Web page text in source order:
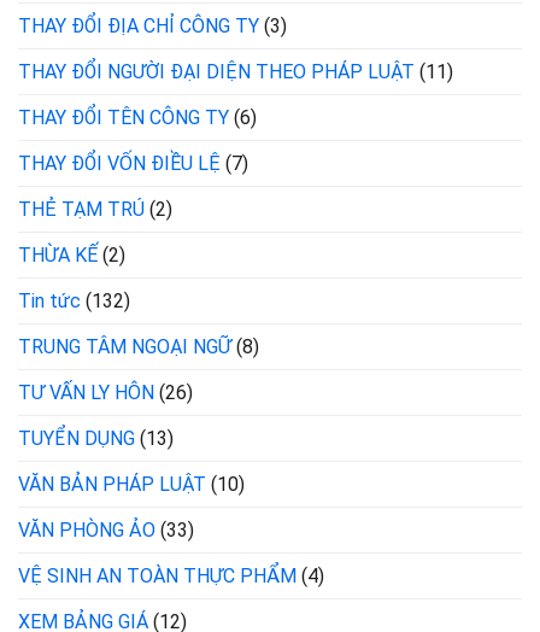
THAY ĐỔI ĐỊA CHỈ CÔNG TY (3)
THAY ĐỔI NGƯỜI ĐẠI DIỆN THEO PHÁP LUẬT (11)
THAY ĐỔI TÊN CÔNG TY (6)
THAY ĐỔI VỐN ĐIỀU LỆ (7)
THẺ TẠM TRÚ (2)
THỪA KẾ (2)
Tin tức (132)
TRUNG TÂM NGOẠI NGỮ(8)
TƯ VẤN LY HÔN (26)
TUYỂN DỤNG (13)
VĂN BẢN PHÁP LUẬT (10)
VĂN PHÒNG ẢO (33)
VỆ SINH AN TOÀN THỰC PHẨM (4)
XEM BẢNG GIÁ (12)